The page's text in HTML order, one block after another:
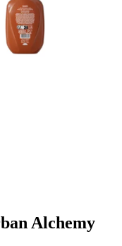
Alchemy